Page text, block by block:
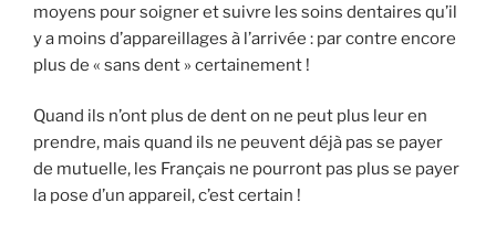
moyens pour soigner et suivre les soins dentaires qu’il
y a moins d’appareillages à l’arrivée : par contre encore
plus de « sans dent » certainement !
Quand ils n’ont plus de dent on ne peut plus leur en
prendre, mais quand ils ne peuvent déjà pas se payer
de mutuelle, les Français ne pourront pas plus se payer
la pose d’un appareil, c’est certain !